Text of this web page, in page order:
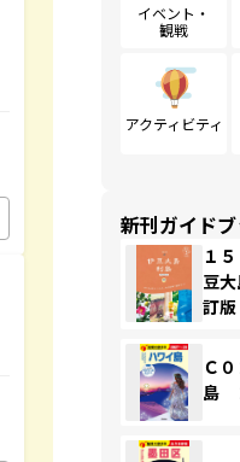
イベント・
観戦
アクティビティ
新刊ガイド
１
豆
訂版
Ｃ
島